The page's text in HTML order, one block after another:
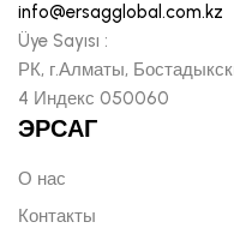
info@ersagglobal.com.kz
Üye Sayısı :
РК, г.Алматы,
4 Индекс 050060
ЭРСАГ
О нас
Контакты